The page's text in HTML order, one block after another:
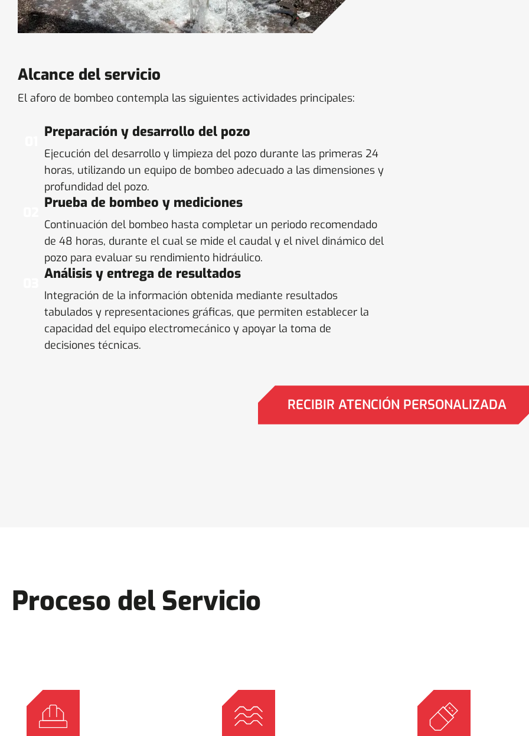
Alcance del servicio
El aforo de bombeo contempla las siguientes actividades principales:
Preparación y desarrollo del pozo
Ejecución del desarrollo y limpieza del pozo durante las primeras 24
horas, utilizando un equipo de bombeo adecuado a las dimensiones y
profundidad del pozo.
Prueba de bombeo y mediciones
Continuación del bombeo hasta completar un periodo recomendado
de 48 horas, durante el cual se mide el caudal y el nivel dinámico del
pozo para evaluar su rendimiento hidráulico.
Análisis y entrega de resultados
Integración de la información obtenida mediante resultados
tabulados y representaciones gráficas, que permiten establecer la
capacidad del equipo electromecánico y apoyar la toma de
decisiones técnicas.
RECIBIR ATENCIÓN PERSONALIZADA
Proceso del Servicio